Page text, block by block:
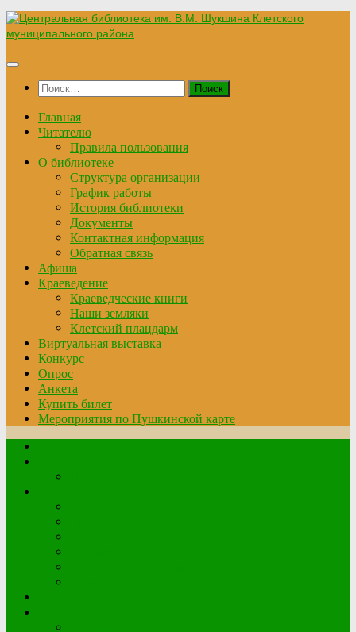
Перейти
к
Найти:
Главная
Читателю
Правила пользования
О библиотеке
Структура организации
График работы
История библиотеки
Документы
Контактная информация
Обратная связь
Афиша
Краеведение
Краеведческие книги
Наши земляки
Клетский плацдарм
Виртуальная выставка
Конкурс
Опрос
Анкета
Купить билет
Мероприятия по Пушкинской карте